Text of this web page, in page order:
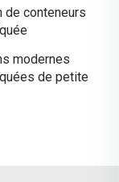
de conteneurs
modernes
de petite